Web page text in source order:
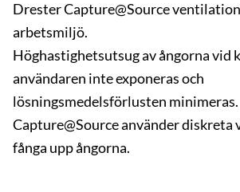
Drester Capture@Source
arbetsmiljö.
Höghastighetsutsug av ångorna vid
användaren inte exponeras och
lösningsmedelsförlusten minimeras.
Capture@Source använder
fånga upp ångorna.